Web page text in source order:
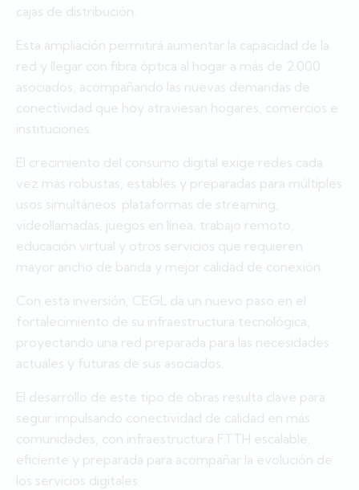
cajas de distribución.
Esta ampliación permitirá aumentar la capacidad de la
red y llegar con fibra óptica al hogar a más de 2.000
asociados, acompañando las nuevas demandas de
conectividad que hoy atraviesan hogares, comercios e
instituciones.
El crecimiento del consumo digital exige redes cada
vez más robustas, estables y preparadas para múltiples
usos simultáneos: plataformas de streaming,
videollamadas, juegos en línea, trabajo remoto,
educación virtual y otros servicios que requieren
mayor ancho de banda y mejor calidad de conexión.
Con esta inversión, CEGL da un nuevo paso en el
fortalecimiento de su infraestructura tecnológica,
proyectando una red preparada para las necesidades
actuales y futuras de sus asociados.
El desarrollo de este tipo de obras resulta clave para
seguir impulsando conectividad de calidad en más
comunidades, con infraestructura FTTH escalable,
eficiente y preparada para acompañar la evolución de
los servicios digitales.